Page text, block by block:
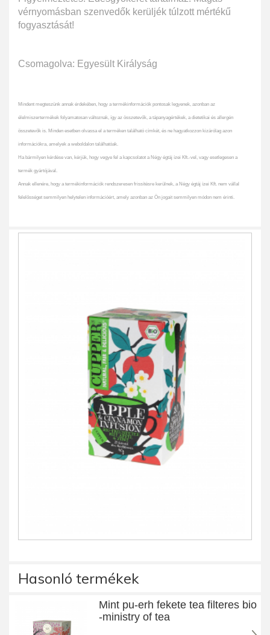
vérnyomásban szenvedők kerüljék túlzott mértékű
fogyasztását!
Csomagolva: Egyesült Királyság
Mindent megteszünk annak érdekében, hogy a termékinformációk pontosak legyenek, azonban az
élelmiszertermékek folyamatosan változnak, így az összetevők, a tápanyagértékek, a dietetikai és allergén
összetevők is. Minden esetben olvassa el a terméken található címkét, és ne hagyatkozzon kizárólag azon
információkra, amelyek a weboldalon találhatóak.
Ha bármilyen kérdése van, kérjük, hogy vegye fel a kapcsolatot a Négy égtáj ízei Kft.-vel, vagy esetlegesen a
termék gyártójával.
Annak ellenére, hogy a termékinformációk rendszeresen frissítésre kerülnek, a Négy égtáj ízei Kft. nem vállal
felelősséget semmilyen helytelen információért, amely azonban az Ön jogait semmilyen módon nem érinti.
Hasonló termékek
Mint pu-erh fekete tea filteres bio
-ministry of tea